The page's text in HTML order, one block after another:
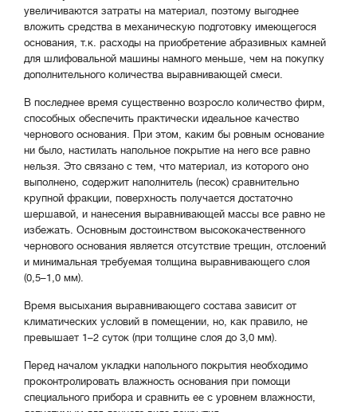
увеличиваются затраты на материал, поэтому выгоднее
вложить средства в механическую подготовку имеющегося
основания, т.к. расходы на приобретение абразивных камней
для шлифовальной машины намного меньше, чем на покупку
дополнительного количества выравнивающей смеси.
В последнее время существенно возросло количество фирм,
способных обеспечить практически идеальное качество
чернового основания. При этом, каким бы ровным основание
ни было, настилать напольное покрытие на него все равно
нельзя. Это связано с тем, что материал, из которого оно
выполнено, содержит наполнитель (песок) сравнительно
крупной фракции, поверхность получается достаточно
шершавой, и нанесения выравнивающей массы все равно не
избежать. Основным достоинством высококачественного
чернового основания является отсутствие трещин, отслоений
и минимальная требуемая толщина выравнивающего слоя
(0,5–1,0 мм).
Время высыхания выравнивающего состава зависит от
климатических условий в помещении, но, как правило, не
превышает 1–2 суток (при толщине слоя до 3,0 мм).
Перед началом укладки напольного покрытия необходимо
проконтролировать влажность основания при помощи
специального прибора и сравнить ее с уровнем влажности,